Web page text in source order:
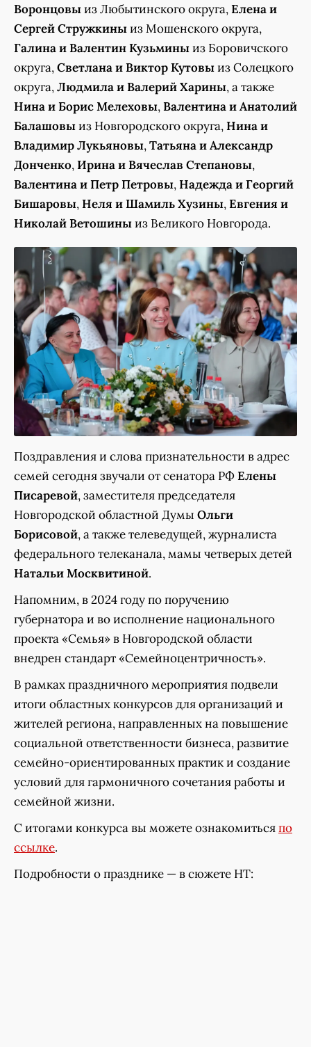
Воронцовыиз Любытинского округа,Елена и
Сергей Стружкиныиз Мошенского округа,
Галина и Валентин Кузьминыиз Боровичского
округа,Светлана и Виктор Кутовыиз Солецкого
округа,Людмила и Валерий Харины, а также
Нина и Борис Мелеховы,Валентина и Анатолий
Балашовыиз Новгородского округа,Нина и
Владимир Лукьяновы,Татьяна и Александр
Донченко,Ирина и Вячеслав Степановы,
Валентина и Петр Петровы,Надежда и Георгий
Бишаровы,Неля и Шамиль Хузины,Евгения и
Николай Ветошиныиз Великого Новгорода.
Поздравления и слова признательности в адрес
семей сегодня звучали от сенатора РФЕлены
Писаревой, заместителя председателя
Новгородской областной Думы Ольги
Борисовой, а также телеведущей, журналиста
федерального телеканала, мамы четверых детей
Натальи Москвитиной.
Напомним, в 2024 году по поручению
губернатора и во исполнение национального
проекта «Семья» в Новгородской области
внедрен стандарт «Семейноцентричность».
В рамках праздничного мероприятия подвели
итоги областных конкурсов для организаций и
жителей региона, направленных на повышение
социальной ответственности бизнеса, развитие
семейно-ориентированных практик и создание
условий для гармоничного сочетания работы и
семейной жизни.
С итогами конкурса вы можете ознакомитьсяпо
ссылке.
Подробности о празднике — в сюжете НТ: